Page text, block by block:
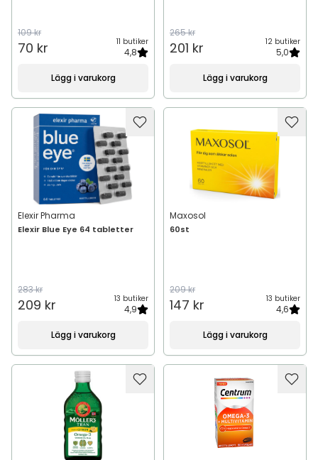
109 kr
70 kr 11 butiker
4,8
Lägg i varukorg
265 kr
201 kr 12 butiker
5,0
Lägg i varukorg
Elexir Pharma
Elexir Blue Eye 64 tabletter
283 kr
209 kr 13 butiker
4,9
Lägg i varukorg
Maxosol
60st
209 kr
147 kr 13 butiker
4,6
Lägg i varukorg